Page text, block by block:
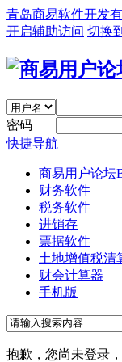
青岛商易软件开发
开启辅助访问 切换
密码
快捷导航
商易用户论坛
财务软件
税务软件
进销存
票据软件
土地增值税清
财会计算器
手机版
抱歉，您尚未登录